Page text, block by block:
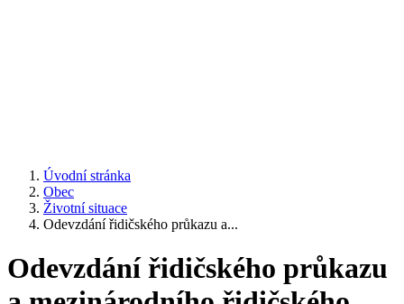
Úvodní stránka
Obec
Životní situace
Odevzdání řidičského průkazu a...
Odevzdání řidičského průkazu